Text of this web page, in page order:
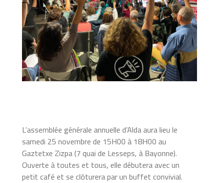
L’assemblée générale annuelle d’Alda aura lieu le
samedi 25 novembre de 15H00 à 18H00 au
Gaztetxe Zizpa (7 quai de Lesseps, à Bayonne).
Ouverte à toutes et tous, elle débutera avec un
petit café et se clôturera par un buffet convivial.